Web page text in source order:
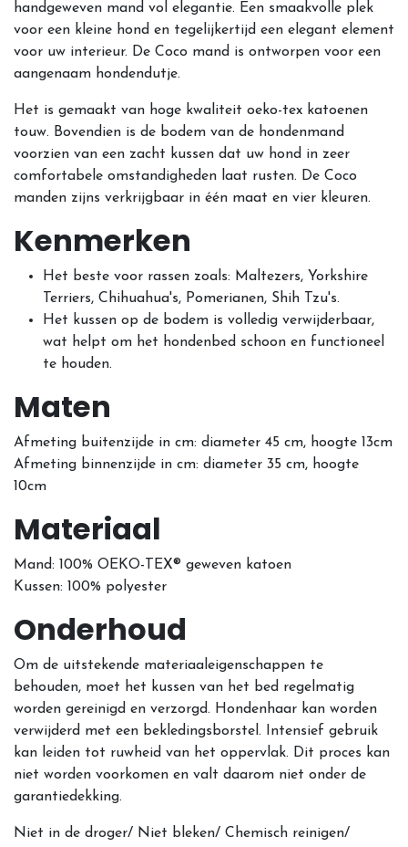
handgeweven mand vol elegantie. Een smaakvolle plek
voor een kleine hond en tegelijkertijd een elegant element
voor uw interieur. De Coco mand is ontworpen voor een
aangenaam hondendutje.
Het is gemaakt van hoge kwaliteit oeko-tex katoenen
touw. Bovendien is de bodem van de hondenmand
voorzien van een zacht kussen dat uw hond in zeer
comfortabele omstandigheden laat rusten. De Coco
manden zijns verkrijgbaar in één maat en vier kleuren.
Kenmerken
Het beste voor rassen zoals: Maltezers, Yorkshire
Terriers, Chihuahua's, Pomerianen, Shih Tzu's.
Het kussen op de bodem is volledig verwijderbaar,
wat helpt om het hondenbed schoon en functioneel
te houden.
Maten
Afmeting buitenzijde in cm: diameter 45 cm, hoogte 13cm
Afmeting binnenzijde in cm: diameter 35 cm, hoogte
10cm
Materiaal
Mand: 100% OEKO-TEX® geweven katoen
Kussen: 100% polyester
Onderhoud
Om de uitstekende materiaaleigenschappen te
behouden, moet het kussen van het bed regelmatig
worden gereinigd en verzorgd. Hondenhaar kan worden
verwijderd met een bekledingsborstel. Intensief gebruik
kan leiden tot ruwheid van het oppervlak. Dit proces kan
niet worden voorkomen en valt daarom niet onder de
garantiedekking.
Niet in de droger/ Niet bleken/ Chemisch reinigen/